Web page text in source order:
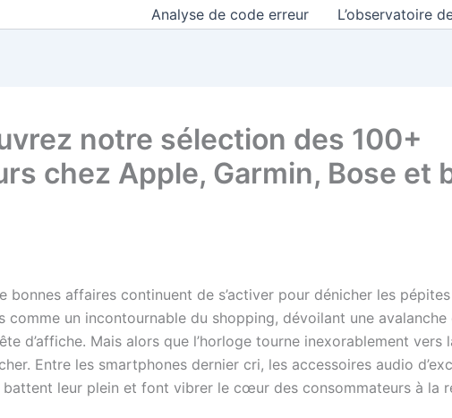
Analyse de code erreur L’observatoire
notre sélection des 100+
chez Apple, Garmin, Bose et
bonnes affaires continuent de s’activer pour dénicher les
comme un incontournable du shopping, dévoilant une
d’affiche. Mais alors que l’horloge tourne inexorablement vers
Entre les smartphones dernier cri, les accessoires audio
leur plein et font vibrer le cœur des consommateurs à la